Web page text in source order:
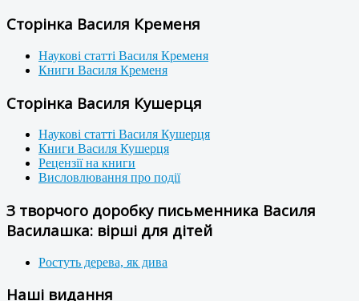
Сторінка Василя Кременя
Наукові статті Василя Кременя
Книги Василя Кременя
Сторінка Василя Кушерця
Наукові статті Василя Кушерця
Книги Василя Кушерця
Рецензії на книги
Висловлювання про події
З творчого доробку письменника Василя
Василашка: вірші для дітей
Ростуть дерева, як дива
Наші видання